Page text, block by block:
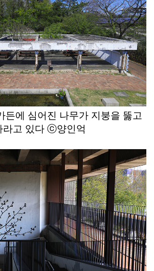
든에 심어진 나무가 지붕을 뚫고
라고 있다 ⓒ양인억